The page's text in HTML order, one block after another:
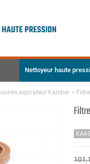
Nettoyeur haute
aspirateur Karcher >